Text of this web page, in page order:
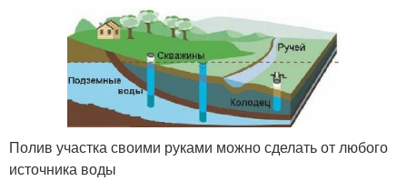
Полив участка своими руками можно сделать от любого
источника воды